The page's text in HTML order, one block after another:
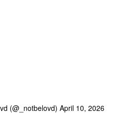
(@_notbelovd) April 10, 2026